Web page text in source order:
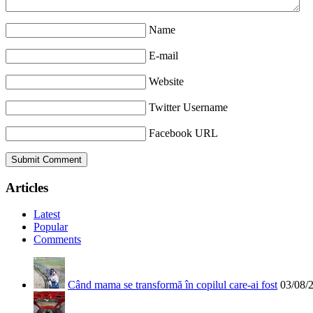
Name
E-mail
Website
Twitter Username
Facebook URL
Articles
Latest
Popular
Comments
Când mama se transformă în copilul care-ai fost 03/08/